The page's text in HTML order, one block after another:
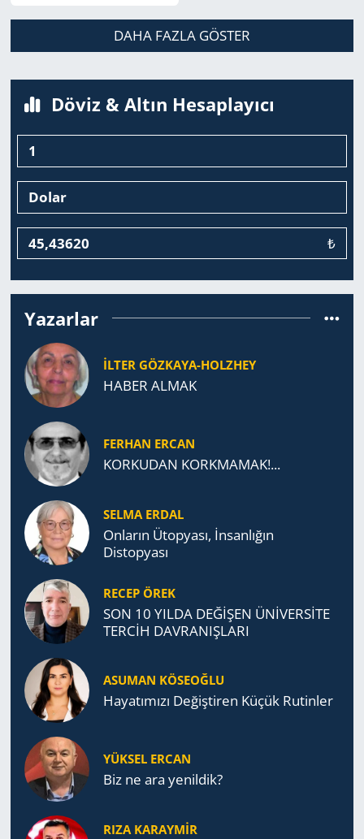
DAHA FAZLA GÖSTER
Döviz & Altın Hesaplayıcı
₺
Yazarlar
İLTER GÖZKAYA-HOLZHEY
HABER ALMAK
FERHAN ERCAN
KORKUDAN KORKMAMAK!...
SELMA ERDAL
Onların Ütopyası, İnsanlığın
Distopyası
RECEP ÖREK
SON 10 YILDA DEĞİŞEN ÜNİVERSİTE
TERCİH DAVRANIŞLARI
ASUMAN KÖSEOĞLU
Ha­ya­tı­mı­zı De­ğiş­ti­ren Küçük Ru­tin­ler
YÜKSEL ERCAN
Biz ne ara yenildik?
RIZA KARAYMIR